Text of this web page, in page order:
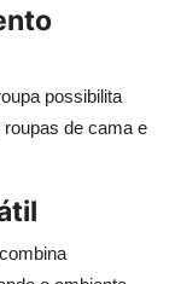
possibilita
de cama e